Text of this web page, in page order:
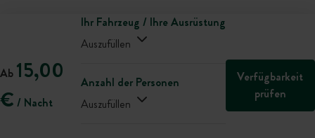
Ab 15,00
€ / Nacht
Ihr Fahrzeug / Ihre Ausrüstung
Auszufüllen
Anzahl der Personen
Auszufüllen
Verfügbarkeit
prüfen